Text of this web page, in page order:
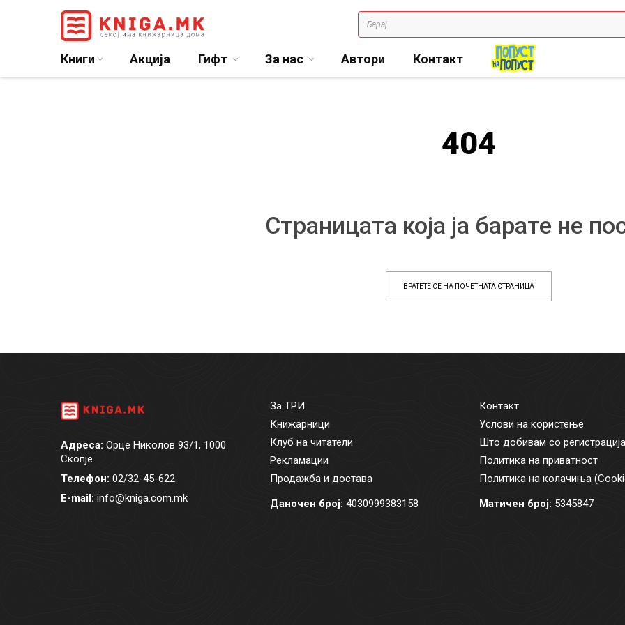
Книги Акција Гифт За нас Автори Контакт
404
Страницата која ја барате не
ВРАТЕТЕ СЕ НА ПОЧЕТНАТА СТРАНИЦА
Адреса: Орце Николов 93/1, 1000
Скопје
Телефон: 02/32-45-622
E-mail: info@kniga.com.mk
За ТРИ
Книжарници
Клуб на читатели
Рекламации
Продажба и достава
Даночен број: 4030999383158
Контакт
Услови на користење
Што добивам со регистрација
Политика на приватност
Политика на колачиња
Матичен број: 5345847